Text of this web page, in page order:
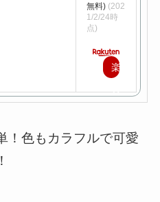
無料) (202
1/2/24時
点)
楽
購
！色もカラフルで可愛